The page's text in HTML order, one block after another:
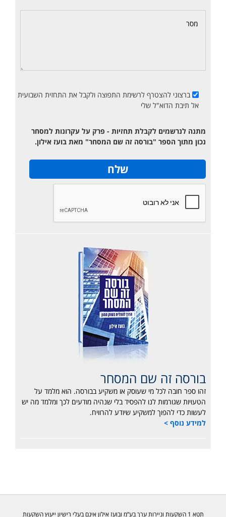
ברצוני להצטרף לרשימת התפוצה ולקבל את התחזית השבועית
אל תיבת הדוא"ל שלי
מתנה לנרשמים לקבלת תחזיות - פרק על עקרונות למסחר
נכון מתוך הספר "בורסה זה שם המסחר" מאת בועז אילון.
בורסה זה שם המסחר
זהו ספר חובה לכל מי שעוסק או משקיע בבורסה. הוא מלמד על
הטעויות שגורמות לנו להפסיד בלי שנהיה מודעים לכך ומלמד מה יש
לעשות כדי להפוך למשקיע שיודע להרוויח.
למידע נוסף >
תטא 1 השקעות וניירות ערך בע”מ ובועז אילון אינם בעלי רישיון ייעוץ השקעות